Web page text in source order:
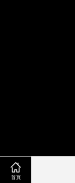
首頁